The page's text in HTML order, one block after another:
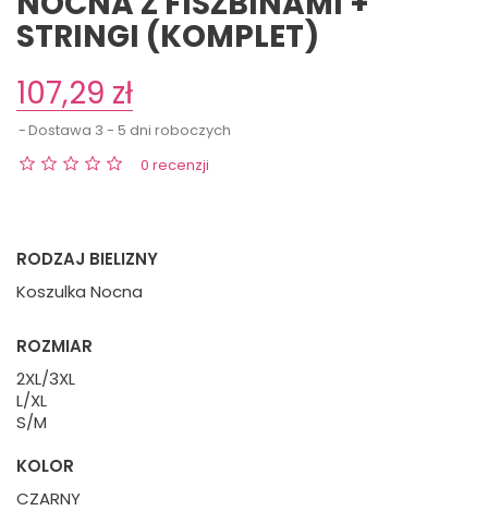
STRINGI (KOMPLET)
107,29 zł
Dostawa 3 - 5 dni roboczych
0 recenzji
RODZAJ BIELIZNY
Koszulka Nocna
ROZMIAR
2XL/3XL
L/XL
S/M
KOLOR
CZARNY